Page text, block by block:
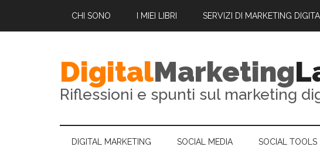
CHI SONO I MIEI LIBRI SERVIZI DI MARKETING
DigitalMarketing
Riflessioni e spunti sul marketing
DIGITAL MARKETING SOCIAL MEDIA SOCIAL TOOLS